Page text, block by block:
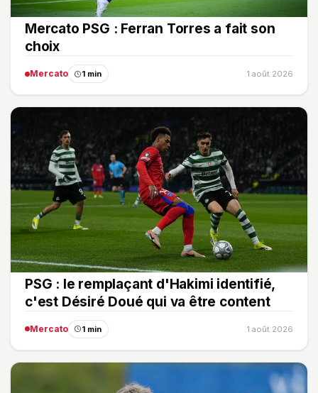
Mercato PSG : Ferran Torres a fait son
choix
Mercato 1 min 1 août 2026
PSG : le remplaçant d'Hakimi identifié,
c'est Désiré Doué qui va être content
Mercato 1 min 1 août 2026